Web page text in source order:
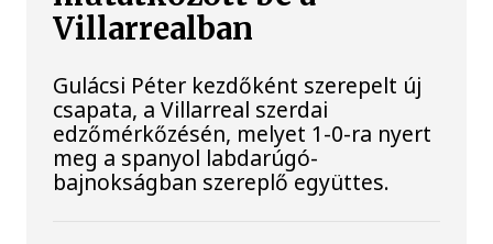
Villarrealban
Gulácsi Péter kezdőként szerepelt új
csapata, a Villarreal szerdai
edzőmérkőzésén, melyet 1-0-ra nyert
meg a spanyol labdarúgó-
bajnokságban szereplő együttes.